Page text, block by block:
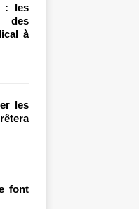
: les
des
à
les
font